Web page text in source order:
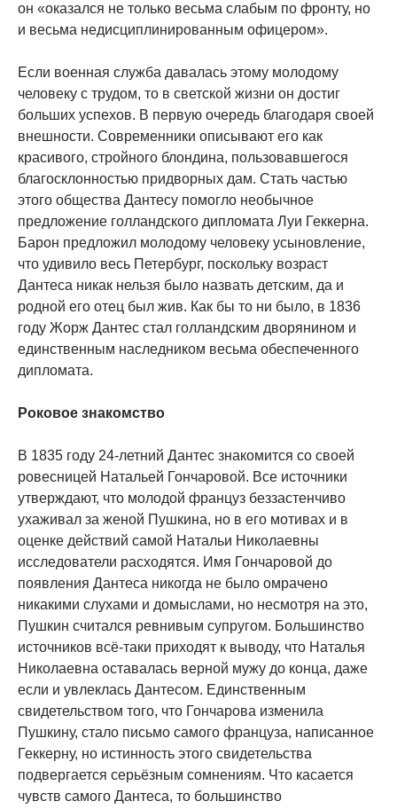
он «оказался не только весьма слабым по фронту, но
и весьма недисциплинированным офицером».
Если военная служба давалась этому молодому
человеку с трудом, то в светской жизни он достиг
больших успехов. В первую очередь благодаря своей
внешности. Современники описывают его как
красивого, стройного блондина, пользовавшегося
благосклонностью придворных дам. Стать частью
этого общества Дантесу помогло необычное
предложение голландского дипломата Луи Геккерна.
Барон предложил молодому человеку усыновление,
что удивило весь Петербург, поскольку возраст
Дантеса никак нельзя было назвать детским, да и
родной его отец был жив. Как бы то ни было, в 1836
году Жорж Дантес стал голландским дворянином и
единственным наследником весьма обеспеченного
дипломата.
Роковое знакомство
В 1835 году 24-летний Дантес знакомится со своей
ровесницей Натальей Гончаровой. Все источники
утверждают, что молодой француз беззастенчиво
ухаживал за женой Пушкина, но в его мотивах и в
оценке действий самой Натальи Николаевны
исследователи расходятся. Имя Гончаровой до
появления Дантеса никогда не было омрачено
никакими слухами и домыслами, но несмотря на это,
Пушкин считался ревнивым супругом. Большинство
источников всё-таки приходят к выводу, что Наталья
Николаевна оставалась верной мужу до конца, даже
если и увлеклась Дантесом. Единственным
свидетельством того, что Гончарова изменила
Пушкину, стало письмо самого француза, написанное
Геккерну, но истинность этого свидетельства
подвергается серьёзным сомнениям. Что касается
чувств самого Дантеса, то большинство